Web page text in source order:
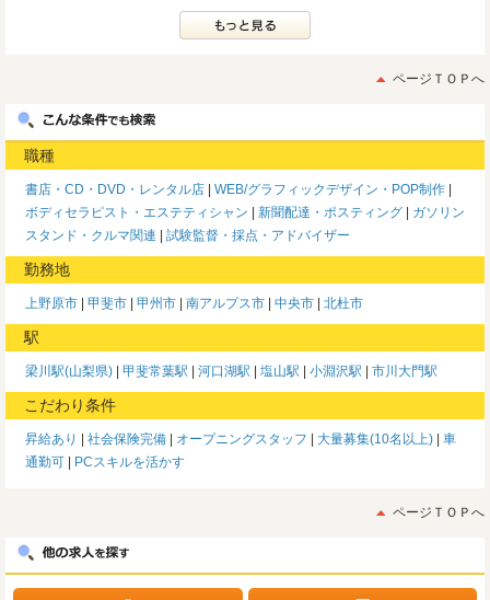
ページＴＯＰへ
職種
書店・CD・DVD・レンタル店
WEB/グラフィックデザイン・POP制作
ボディセラピスト・エステティシャン
新聞配達・ポスティング
ガソリン
スタンド・クルマ関連
試験監督・採点・アドバイザー
勤務地
上野原市 甲斐市 甲州市 南アルプス市 中央市 北杜市
駅
梁川駅(山梨県) 甲斐常葉駅 河口湖駅 塩山駅 小淵沢駅 市川大門駅
こだわり条件
昇給あり 社会保険完備 オープニングスタッフ 大量募集(10名以上)
車
通勤可
PCスキルを活かす
ページＴＯＰへ